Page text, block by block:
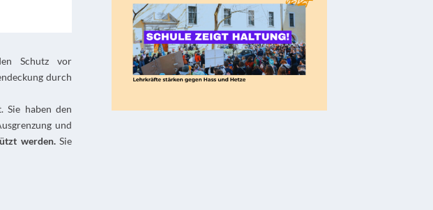
Schutz vor
durch
Sie haben den
und
werden.Sie